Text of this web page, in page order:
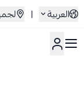
العربية |